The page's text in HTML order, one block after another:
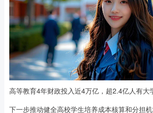
高等教育4年财政投入近4万亿，超2.4亿人有大
下一步推动健全高校学生培养成本核算和分担